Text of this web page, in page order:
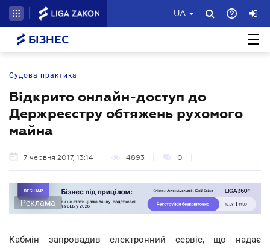
UA
БІЗНЕС
Судова практика
Відкрито онлайн-доступ до
Держреєстру обтяжень рухомого
майна
7 червня 2017, 13:14 4893 0
Реклама
Кабмін запровадив електронний сервіс, що надає